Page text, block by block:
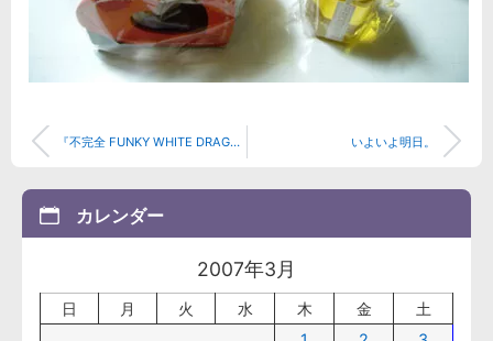
『不完全 FUNKY WHITE DRAGON 』 -追記アリ- いよいよ明日。
カレンダー
2007年3月
日 月 火 水 木 金
土